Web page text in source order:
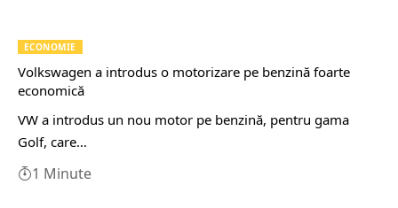
ECONOMIE
Volkswagen a introdus o motorizare pe benzină foarte
economică
VW a introdus un nou motor pe benzină, pentru gama
Golf, care…
1 Minute